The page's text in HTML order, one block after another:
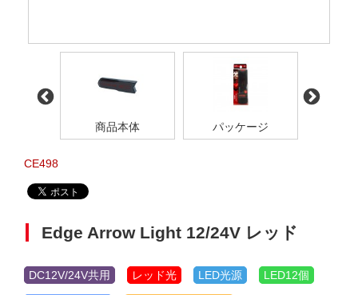
商品本体 パッケージ
CE498
Edge Arrow Light 12/24V レッド
DC12V/24V共用 レッド光 LED光源 LED12個